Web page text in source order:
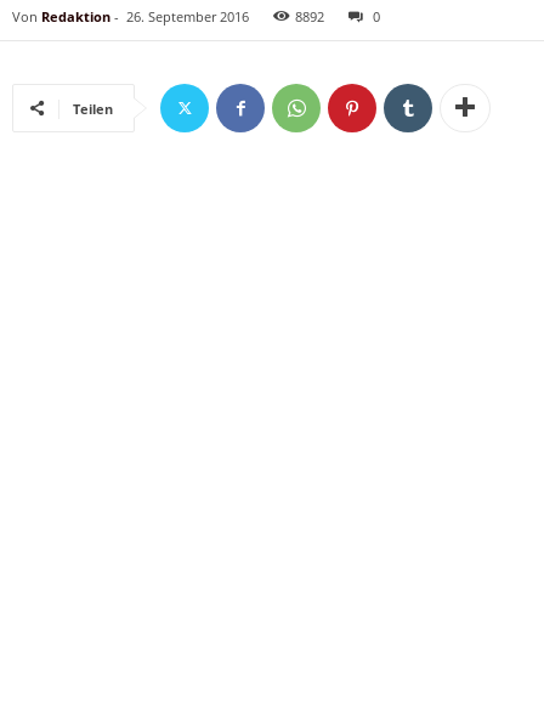
Von Redaktion - 26. September 2016 8892 0
Teilen